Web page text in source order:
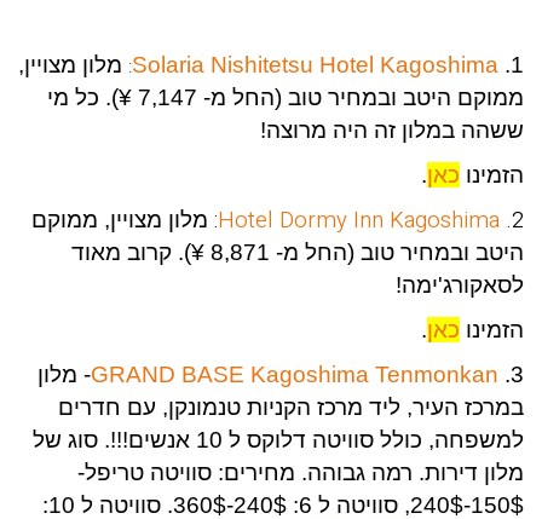
1.
Solaria Nishitetsu Hotel Kagoshima
: מלון מצויין,
ממוקם היטב ובמחיר טוב (החל מ- 7,147 ¥). כל מי
ששהה במלון זה היה מרוצה!
הזמינו כאן.
2.
Hotel Dormy Inn Kagoshima
: מלון מצויין, ממוקם
היטב ובמחיר טוב (החל מ- 8,871 ¥). קרוב מאוד
לסאקורג'ימה!
הזמינו כאן.
3.
GRAND BASE Kagoshima Tenmonkan- מלון
במרכז העיר, ליד מרכז הקניות טנמונקן, עם חדרים
למשפחה, כולל סוויטה דלוקס ל 10 אנשים!!!. סוג של
מלון דירות. רמה גבוהה. מחירים: סוויטה טריפל-
150$-240$, סוויטה ל 6: 240$-360$. סוויטה ל 10: